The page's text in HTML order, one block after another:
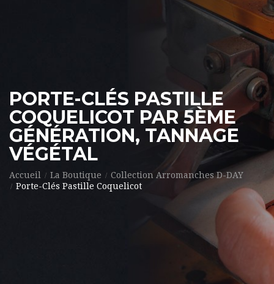
PORTE-CLÉS PASTILLE
COQUELICOT PAR 5ÈME
GÉNÉRATION, TANNAGE
VÉGÉTAL
Accueil La Boutique
Collection Arromanches D-DAY
Porte-Clés Pastille Coquelicot